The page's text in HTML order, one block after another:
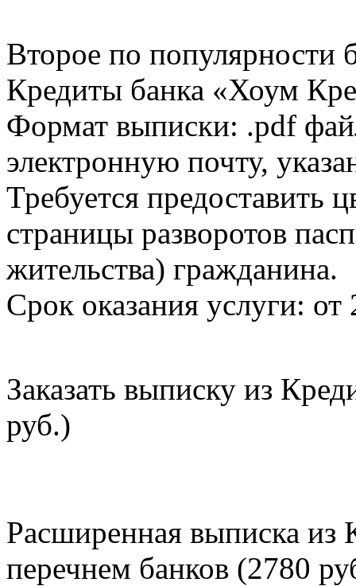
Второе по популярности
Кредиты банка «Хоум
Формат выписки: .pdf
электронную почту,
Требуется предоставить
страницы разворотов
жительства) гражданина.
Срок оказания услуги: от
Заказать выписку из
руб.)
Расширенная выписка из
перечнем банков (2780